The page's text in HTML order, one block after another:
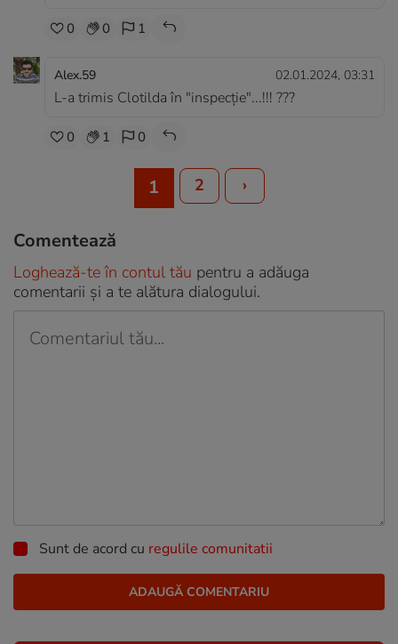
0 0 1
Alex.59 02.01.2024, 03:31
L-a trimis Clotilda în "inspecție"...!!! ???
0 1 0
1 2 ›
Comentează
Loghează-te în contul tău pentru a adăuga
comentarii și a te alătura dialogului.
Sunt de acord cu regulile comunitatii